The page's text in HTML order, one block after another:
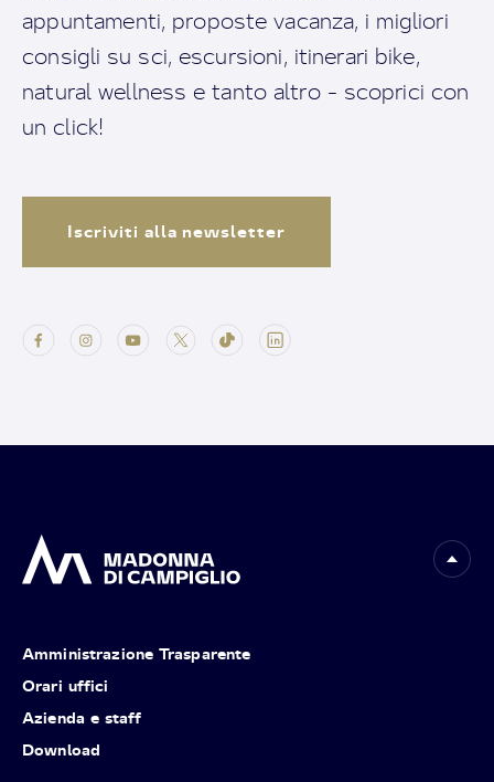
appuntamenti, proposte vacanza, i migliori
consigli su sci, escursioni, itinerari bike,
natural wellness e tanto altro - scoprici con
un click!
Iscriviti alla newsletter
Amministrazione Trasparente
Orari uffici
Azienda e staff
Download